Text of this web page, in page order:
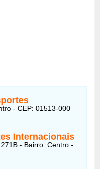
- CEP: 01513-000
Internacionais
- Bairro: Centro -